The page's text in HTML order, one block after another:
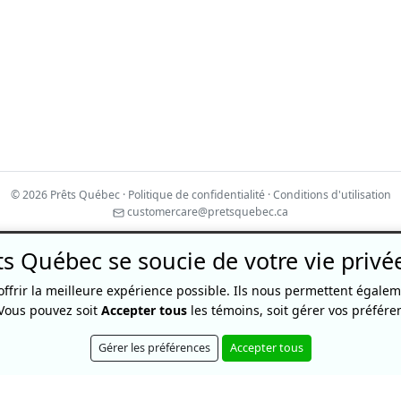
© 2026 Prêts Québec · Politique de confidentialité·Conditions d'utilisation
customercare@pretsquebec.ca
© 2026 CompareHub by Loans Canada
18 King Street East, Suite 1400, Toronto, ON, M5C 1C4
de crédit et à l'approbation du crédit. Prêts Québec est une
qui respectent les lois et règlements canadiens. Les prêts vont de
Québec se soucie de votre vie
la meilleure expérience possible. Ils nous permettent
pouvez soit Accepter tousles témoins, soit gérer vos
Gérer les préférences Accepter tous